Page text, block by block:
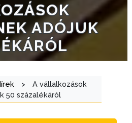
ADÓJUK
>
A vállalkozások
50 százalékáról